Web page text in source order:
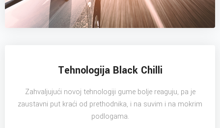
Tehnologija Black Chilli
Zahvaljujući novoj tehnologiji gume bolje reaguju, pa je
zaustavni put kraći od prethodnika, i na suvim i na mokrim
podlogama.